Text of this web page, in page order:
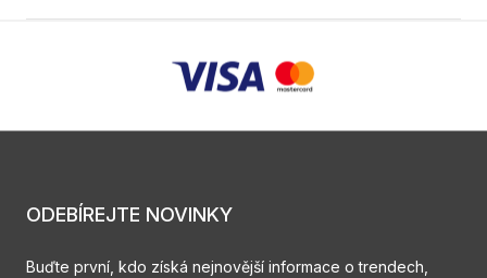
ODEBÍREJTE NOVINKY
Buďte první, kdo získá nejnovější informace o trendech,